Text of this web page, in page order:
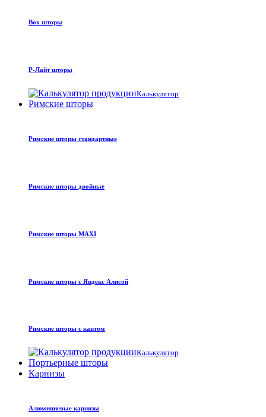
Box шторы
Р-Лайт шторы
Калькулятор
Римские шторы
Римские шторы стандартные
Римские шторы двойные
Римские шторы MAXI
Римские шторы с Яндекс Алисой
Римские шторы с кантом
Калькулятор
Портьерные шторы
Карнизы
Алюминиевые карнизы